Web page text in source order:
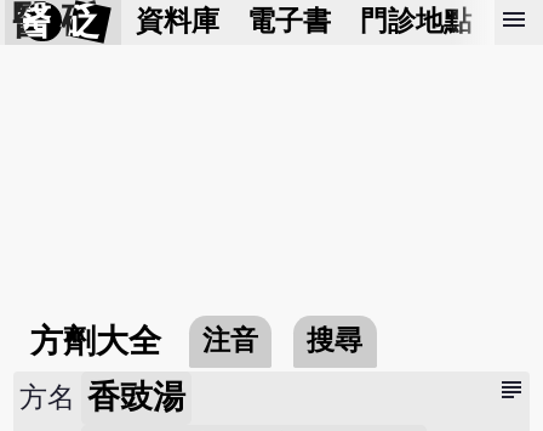
醫 砭 資料庫 電子書 門診地點 預
menu
方劑大全 注音 搜尋
subject
方名 香豉湯